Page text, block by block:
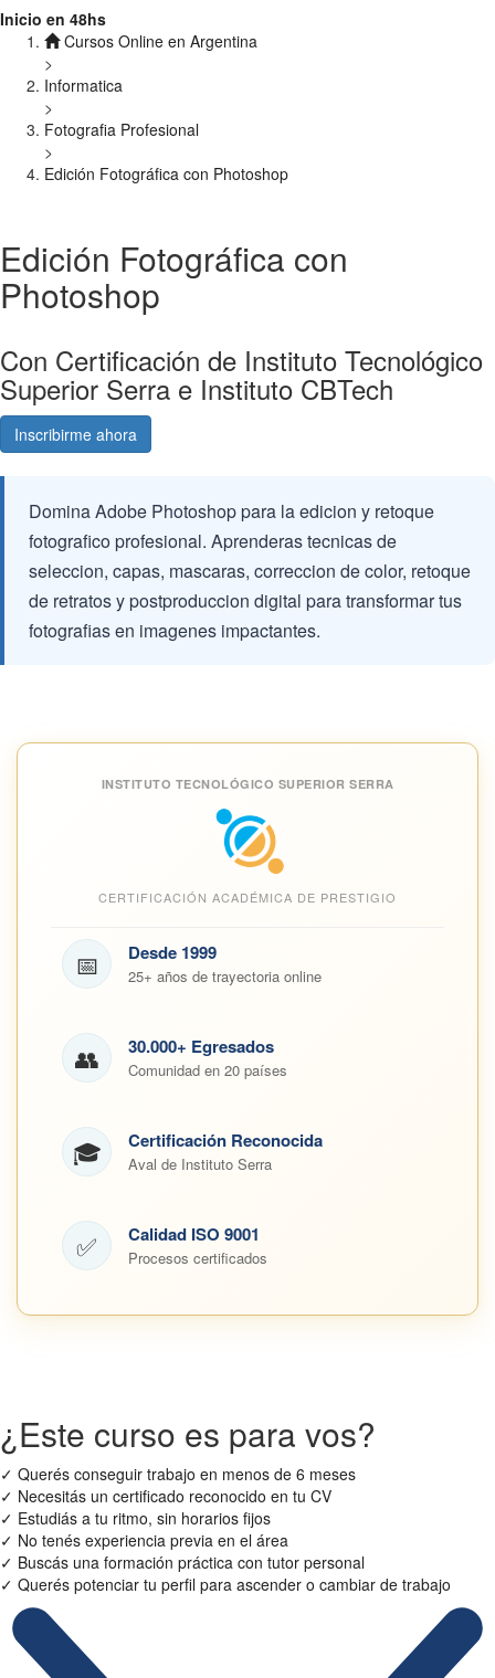
Inicio en 48hs
Cursos Online en Argentina
>
Informatica
>
Fotografia Profesional
>
Edición Fotográfica con Photoshop
Edición Fotográfica con
Photoshop
Con Certificación de Instituto Tecnológico
Superior Serra e Instituto CBTech
Inscribirme ahora
Domina Adobe Photoshop para la edicion y retoque
fotografico profesional. Aprenderas tecnicas de
seleccion, capas, mascaras, correccion de color, retoque
de retratos y postproduccion digital para transformar tus
fotografias en imagenes impactantes.
INSTITUTO TECNOLÓGICO SUPERIOR SERRA
CERTIFICACIÓN ACADÉMICA DE PRESTIGIO
📅 Desde 1999
25+ años de trayectoria online
👥 30.000+ Egresados
Comunidad en 20 países
🎓 Certificación Reconocida
Aval de Instituto Serra
✅ Calidad ISO 9001
Procesos certificados
¿Este curso es para vos?
✓ Querés conseguir trabajo en menos de 6 meses
✓ Necesitás un certificado reconocido en tu CV
✓ Estudiás a tu ritmo, sin horarios fijos
✓ No tenés experiencia previa en el área
✓ Buscás una formación práctica con tutor personal
✓ Querés potenciar tu perfil para ascender o cambiar de trabajo